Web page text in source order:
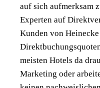
auf sich aufmerksam
Experten auf
Kunden von
meisten Hotels da
Marketing oder